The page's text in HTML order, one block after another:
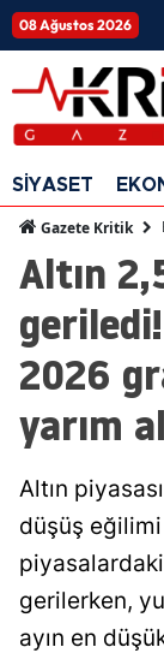
08 Ağustos 2026
SİYASET
Gazete Kritik
Altın
2026
yarım
Altın
düşüş
gerilerken,
ayın en